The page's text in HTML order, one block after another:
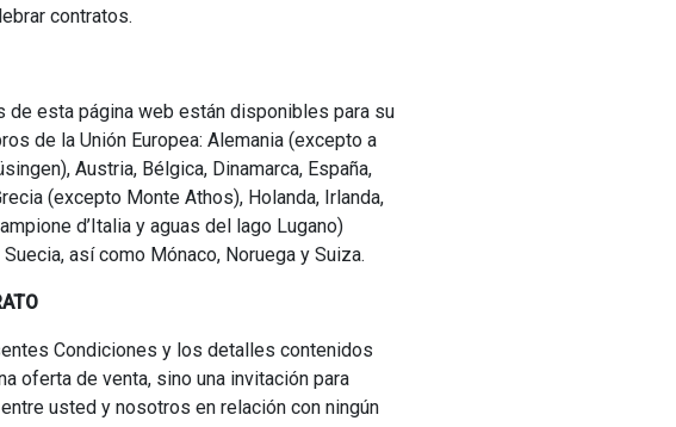
contratos.
esta página web están disponibles para su
de la Unión Europea: Alemania (excepto a
Austria, Bélgica, Dinamarca, España,
(excepto Monte Athos), Holanda, Irlanda,
d’Italia y aguas del lago Lugano)
así como Mónaco, Noruega y Suiza.
Condiciones y los detalles contenidos
oferta de venta, sino una invitación para
usted y nosotros en relación con ningún